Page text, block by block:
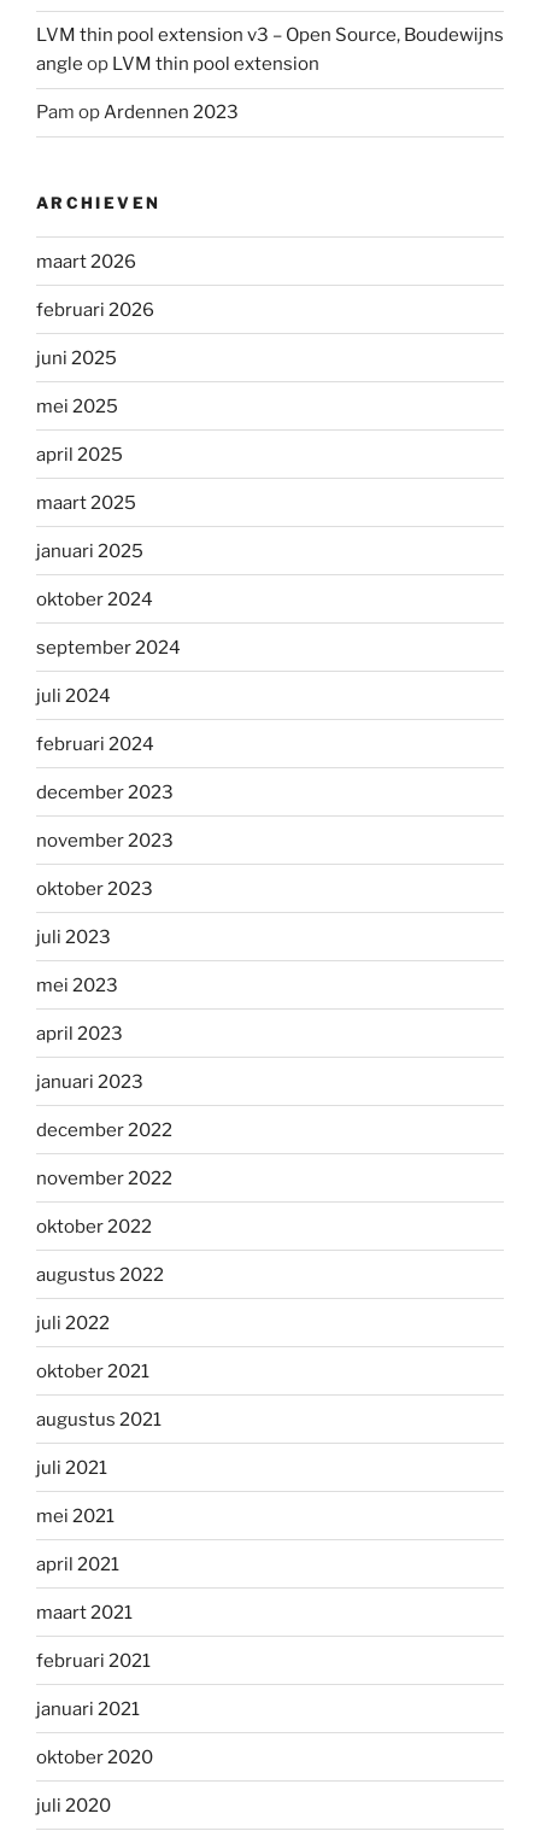
LVM thin pool extension v3 – Open Source, Boudewijns
angle op LVM thin pool extension
Pam opArdennen 2023
ARCHIEVEN
maart 2026
februari 2026
juni 2025
mei 2025
april 2025
maart 2025
januari 2025
oktober 2024
september 2024
juli 2024
februari 2024
december 2023
november 2023
oktober 2023
juli 2023
mei 2023
april 2023
januari 2023
december 2022
november 2022
oktober 2022
augustus 2022
juli 2022
oktober 2021
augustus 2021
juli 2021
mei 2021
april 2021
maart 2021
februari 2021
januari 2021
oktober 2020
juli 2020